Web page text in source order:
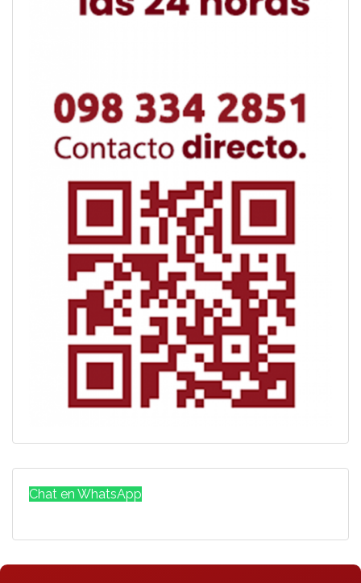
Chat en WhatsApp